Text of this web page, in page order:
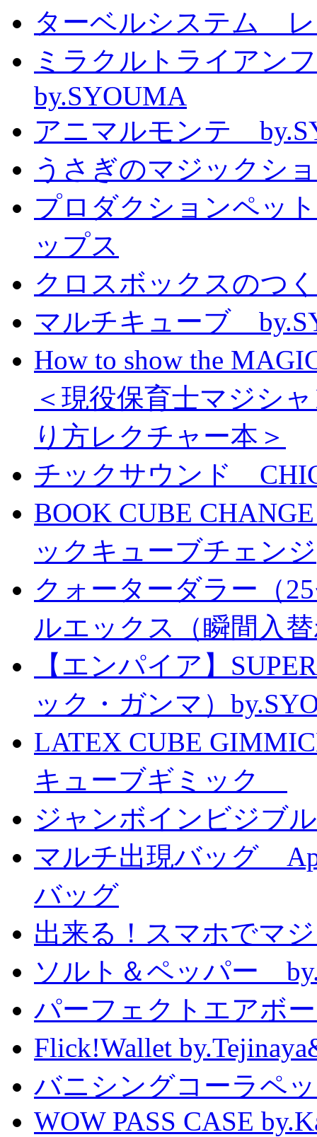
ターベルシステム
ミラクルトライアン
by.SYOUMA
アニマルモンテ
うさぎのマジックシ
プロダクションペッ
ップス
クロスボックスのつ
マルチキューブ
How to show the
＜現役保育士マジシ
り方レクチャー本＞
チックサウンド
BOOK CUBE
ックキューブチェンジ
クォーターダラー（
ルエックス（瞬間入
【エンパイア】
ック・ガンマ）
LATEX CUBE
キューブギミック
ジャンボインビジブ
マルチ出現バッグ
バッグ
出来る！スマホでマ
ソルト＆ペッパー
パーフェクトエアボ
Flick!Wallet
バニシングコーラペ
WOW PASS CASE